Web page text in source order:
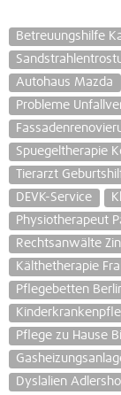
Betreuungshilfe
Autohaus Mazda
Probleme
Spuegeltherapie
Tierarzt
DEVK-Service
Physiotherapeut
Rechtsanwälte
Kälthetherapie
Pflegebetten
Pflege zu Hause
Dyslalien